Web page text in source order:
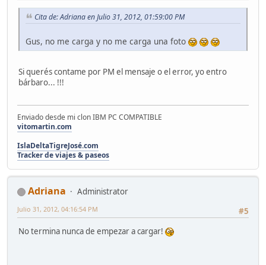
Cita de: Adriana en Julio 31, 2012, 01:59:00 PM
Gus, no me carga y no me carga una foto
Si querés contame por PM el mensaje o el error, yo entro
bárbaro... !!!
Enviado desde mi clon IBM PC COMPATIBLE
vitomartin.com
IslaDeltaTigreJosé.com
Tracker de viajes & paseos
Adriana
Administrator
#5
Julio 31, 2012, 04:16:54 PM
No termina nunca de empezar a cargar!